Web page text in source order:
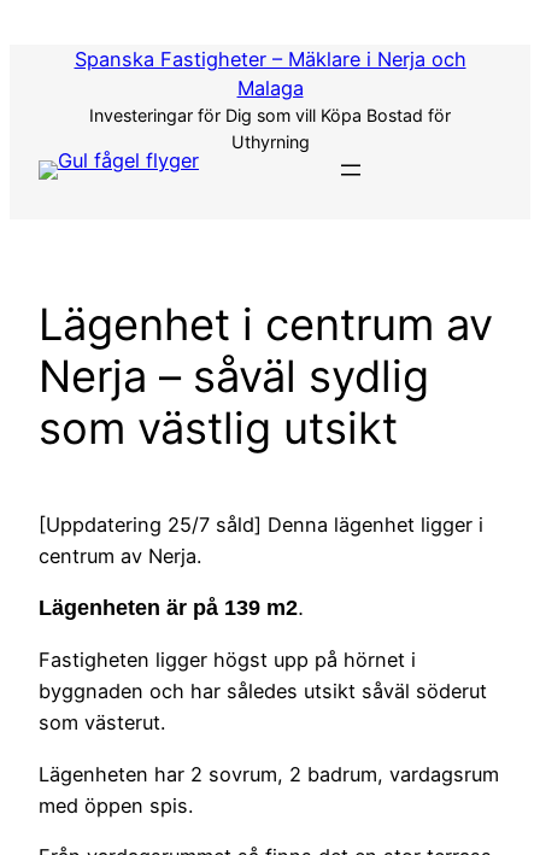
Spanska Fastigheter – Mäklare i Nerja och
Malaga
Investeringar för Dig som vill Köpa Bostad för
Uthyrning
Lägenhet i centrum av
Nerja – såväl sydlig
som västlig utsikt
[Uppdatering 25/7 såld] Denna lägenhet ligger i
centrum av Nerja.
Lägenheten är på 139 m2.
Fastigheten ligger högst upp på hörnet i
byggnaden och har således utsikt såväl söderut
som västerut.
Lägenheten har 2 sovrum, 2 badrum, vardagsrum
med öppen spis.